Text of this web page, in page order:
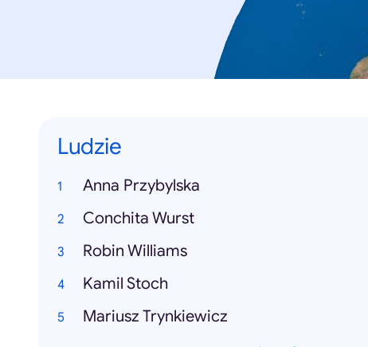
Ludzie
Anna Przybylska
Conchita Wurst
Robin Williams
Kamil Stoch
Mariusz Trynkiewicz